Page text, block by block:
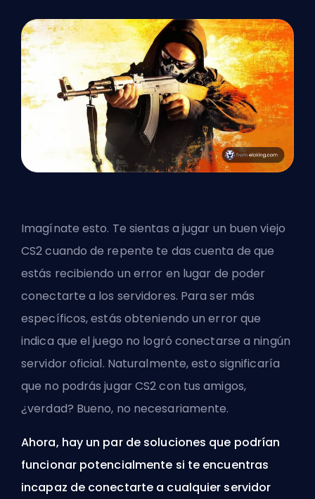
Imagínate esto. Te sientas a jugar un buen viejo
CS2 cuando de repente te das cuenta de que
estás recibiendo un error en lugar de poder
conectarte a los servidores. Para ser más
específicos, estás obteniendo un error que
indica que el juego no logró conectarse a ningún
servidor oficial. Naturalmente, esto significaría
que no podrás jugar CS2 con tus amigos,
¿verdad? Bueno, no necesariamente.
Ahora, hay un par de soluciones que podrían
funcionar potencialmente si te encuentras
incapaz de conectarte a cualquier servidor